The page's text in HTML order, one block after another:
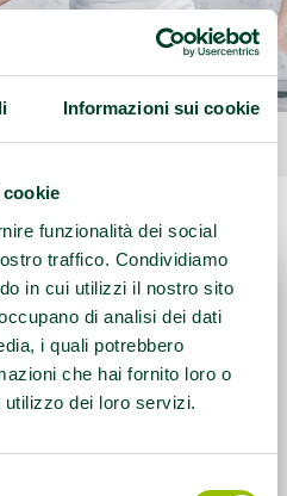
Informazioni sui cookie
funzionalità dei social
traffico. Condividiamo
in cui utilizzi il nostro sito
di analisi dei dati
i quali potrebbero
che hai fornito loro o
dei loro servizi.